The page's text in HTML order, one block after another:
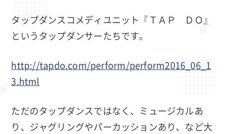
タップダンスコメディユニット『ＴＡＰ ＤＯ』
というタップダンサーたちです。
http://tapdo.com/perform/perform2016_06_1
3.html
ただのタップダンスではなく、ミュージカルあ
り、ジャグリングやパーカッションあり、など大